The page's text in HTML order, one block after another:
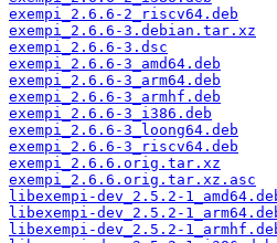
exempi_2.6.6-2_riscv64.deb
exempi_2.6.6-3.debian.tar.xz
exempi_2.6.6-3.dsc
exempi_2.6.6-3_amd64.deb
exempi_2.6.6-3_arm64.deb
exempi_2.6.6-3_armhf.deb
exempi_2.6.6-3_i386.deb
exempi_2.6.6-3_loong64.deb
exempi_2.6.6-3_riscv64.deb
exempi_2.6.6.orig.tar.xz
exempi_2.6.6.orig.tar.xz.asc
libexempi-dev_2.5.2-
libexempi-dev_2.5.2-
libexempi-dev_2.5.2-